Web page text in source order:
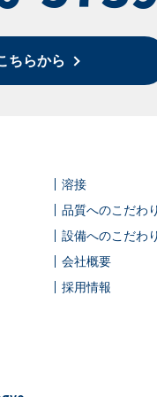
ちらから
溶接
品質へのこだわ
設備へのこだわ
会社概要
採用情報